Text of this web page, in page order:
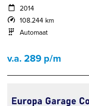
2014
108.244 km
Automaat
v.a. 289 p/m